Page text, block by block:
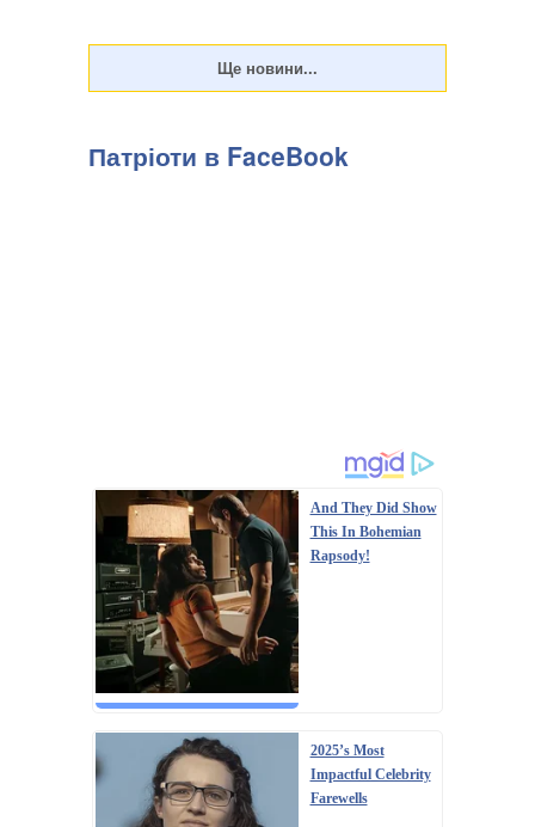
Патріоти в FaceBook
And They Did Show
This In Bohemian
Rapsody!
2025’s Most
Impactful Celebrity
Farewells